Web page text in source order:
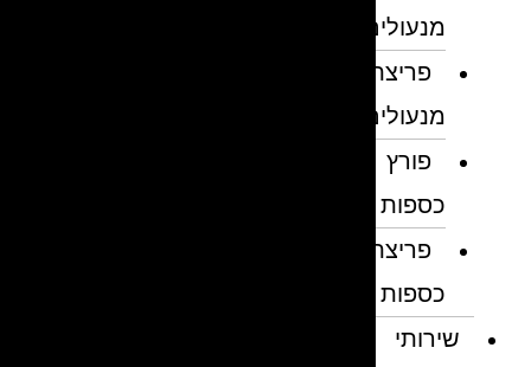
מנעולים
פריצת
מנעולים
פורץ
כספות
פריצת
כספות
שירותי